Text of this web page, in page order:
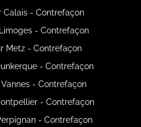
Calais - Contrefaçon
- Contrefaçon
Metz - Contrefaçon
- Contrefaçon
- Contrefaçon
- Contrefaçon
- Contrefaçon